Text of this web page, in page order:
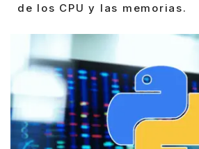
de los CPU y las memorias.